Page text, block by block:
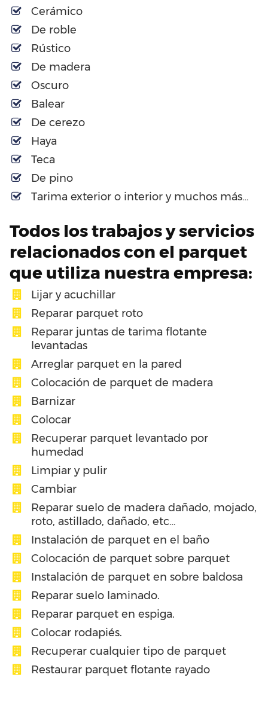
Cerámico
De roble
Rústico
De madera
Oscuro
Balear
De cerezo
Haya
Teca
De pino
Tarima exterior o interior y muchos más…
Todos los trabajos y servicios
relacionados con el parquet
que utiliza nuestra empresa:
Lijar y acuchillar
Reparar parquet roto
Reparar juntas de tarima flotante
levantadas
Arreglar parquet en la pared
Colocación de parquet de madera
Barnizar
Colocar
Recuperar parquet levantado por
humedad
Limpiar y pulir
Cambiar
Reparar suelo de madera dañado, mojado,
roto, astillado, dañado, etc…
Instalación de parquet en el baño
Colocación de parquet sobre parquet
Instalación de parquet en sobre baldosa
Reparar suelo laminado.
Reparar parquet en espiga.
Colocar rodapiés.
Recuperar cualquier tipo de parquet
Restaurar parquet flotante rayado